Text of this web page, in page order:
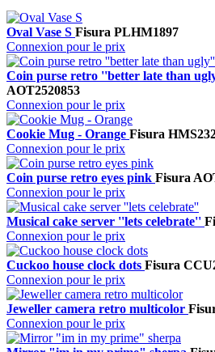
Oval Vase S Fisura PLHM1897
Connexion pour le prix
Coin purse retro ''better late than
AOT2520853
Connexion pour le prix
Cookie Mug - Orange Fisura
Connexion pour le prix
Coin purse retro eyes pink Fisura
Connexion pour le prix
Musical cake server ''lets celebrate''
Connexion pour le prix
Cuckoo house clock dots Fisura
Connexion pour le prix
Jeweller camera retro multicolor
Connexion pour le prix